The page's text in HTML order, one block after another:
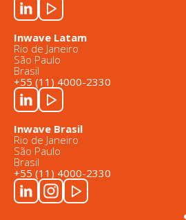
Inwave Latam
Rio de Janeiro
São Paulo
Brasil
+55 (11) 4000-2330
Inwave Brasil
Rio de Janeiro
São Paulo
Brasil
+55 (11) 4000-2330